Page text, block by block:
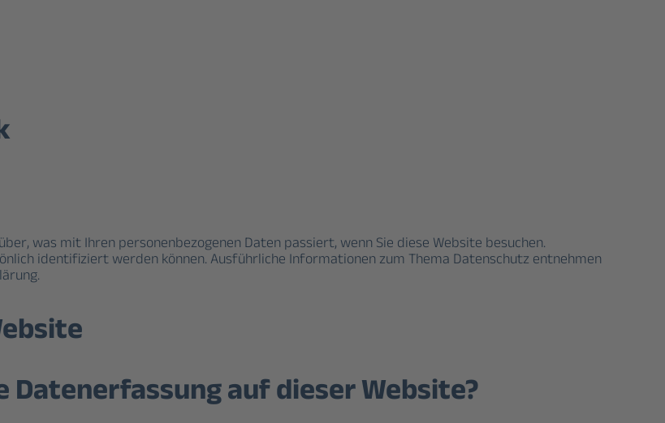
was mit Ihren personenbezogenen Daten passiert, wenn Sie diese Website besuchen.
identifiziert werden können. Ausführliche Informationen zum Thema Datenschutz entnehmen
auf dieser Website?